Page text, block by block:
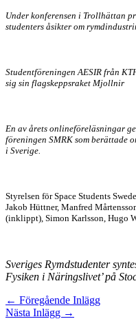
Under konferensen i Trollhättan
studenters åsikter om
Studentföreningen AESIR från
sig sin flagskeppsraket Mjollnir
En av årets onlineföreläsningar
föreningen SMRK som berättade
i Sverige.
Styrelsen för Space Students
Jakob Hüttner, Manfred
(inklippt), Simon Karlsson, Hugo
Sveriges Rymdstudenter
Fysiken i Näringslivet’ på
← Föregående Inlägg
Nästa Inlägg →